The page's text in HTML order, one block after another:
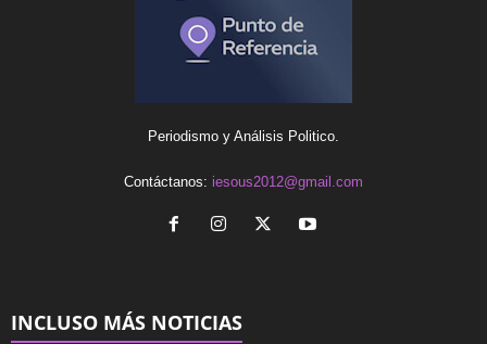
Periodismo y Análisis Politico.
Contáctanos: iesous2012@gmail.com
INCLUSO MÁS NOTICIAS